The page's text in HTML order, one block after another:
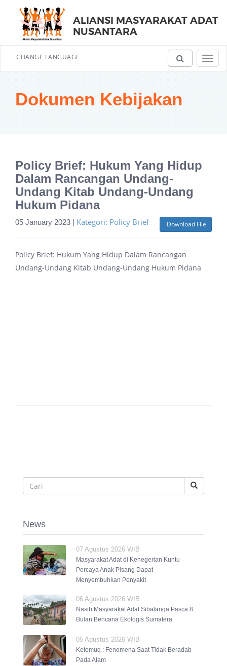
ALIANSI MASYARAKAT ADAT
NUSANTARA
CHANGE LANGUAGE
Dokumen Kebijakan
Policy Brief: Hukum Yang Hidup
Dalam Rancangan Undang-
Undang Kitab Undang-Undang
Hukum Pidana
Download File
05 January 2023 | Kategori: Policy Brief
Policy Brief: Hukum Yang Hidup Dalam Rancangan
Undang-Undang Kitab Undang-Undang Hukum Pidana
News
07 Agustus 2026 WIB
Masyarakat Adat di Kenegerian Kuntu
Percaya Anak Pisang Dapat
Menyembuhkan Penyakit
06 Agustus 2026 WIB
Nasib Masyarakat Adat Sibalanga Pasca 8
Bulan Bencana Ekologis Sumatera
05 Agustus 2026 WIB
Ketemuq : Fenomena Saat Tidak Beradab
Pada Alam